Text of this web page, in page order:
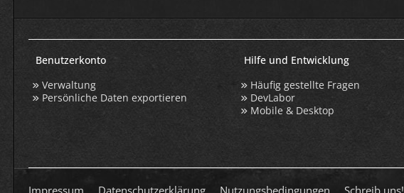
Benutzerkonto
Verwaltung
Persönliche Daten exportieren
Hilfe und Entwicklung
Häufig gestellte Fragen
DevLabor
Mobile & Desktop